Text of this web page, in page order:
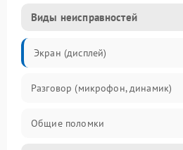
Виды неисправностей
Экран (дисплей)
Разговор (микрофон, динамик)
Общие поломки